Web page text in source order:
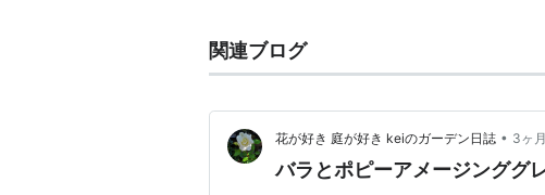
sentimental〔英〕
感傷的な、情緒的な、情にもろい、涙も
「おセンチ」と変形して使われることもあ
秋とセンチメンタル
関連ブログ
花が好き 庭が好き keiのガーデン日誌 • 3ヶ
バラとポピーアメージンググ